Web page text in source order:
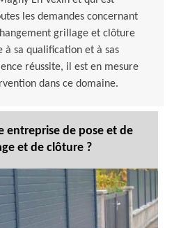
les demandes concernant
grillage et clôture
à sa qualification et à sas
réussite, il est en mesure
dans ce domaine.
entreprise de pose et de
et de clôture ?